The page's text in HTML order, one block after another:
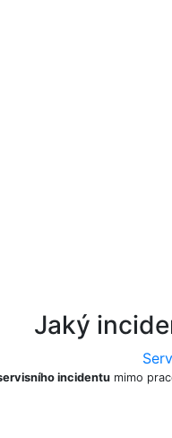
Jaký
incidentu mimo